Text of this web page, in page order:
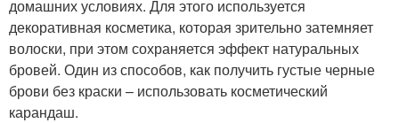
домашних условиях. Для этого используется
декоративная косметика, которая зрительно затемняет
волоски, при этом сохраняется эффект натуральных
бровей. Один из способов, как получить густые черные
брови без краски – использовать косметический
карандаш.